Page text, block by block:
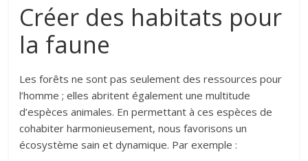
Créer des habitats pour
la faune
Les forêts ne sont pas seulement des ressources pour
l’homme ; elles abritent également une multitude
d’espèces animales. En permettant à ces espèces de
cohabiter harmonieusement, nous favorisons un
écosystème sain et dynamique. Par exemple :